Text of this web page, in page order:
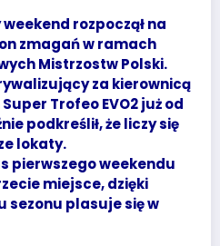
rozpoczął na
zmagań w ramach
Mistrzostw Polski.
za kierownicą
Trofeo EVO2 już od
podkreślił, że liczy się
lokaty.
pierwszego weekendu
miejsce, dzięki
sezonu plasuje się w